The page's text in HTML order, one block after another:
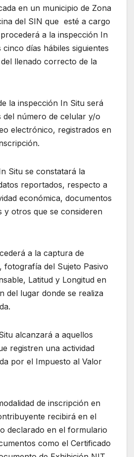
en un municipio de Zona
del SIN que esté a cargo
a la inspección In
días hábiles siguientes
llenado correcto de la
la inspección In Situ será
del número de celular y/o
electrónico, registrados en
Situ se constatará la
reportados, respecto a
económica, documentos
y otros que se consideren
a la captura de
fotografía del Sujeto Pasivo
Latitud y Longitud en
del lugar donde se realiza
alcanzará a aquellos
registren una actividad
por el Impuesto al Valor
de inscripción en
recibirá en el
declarado en el formulario
como el Certificado